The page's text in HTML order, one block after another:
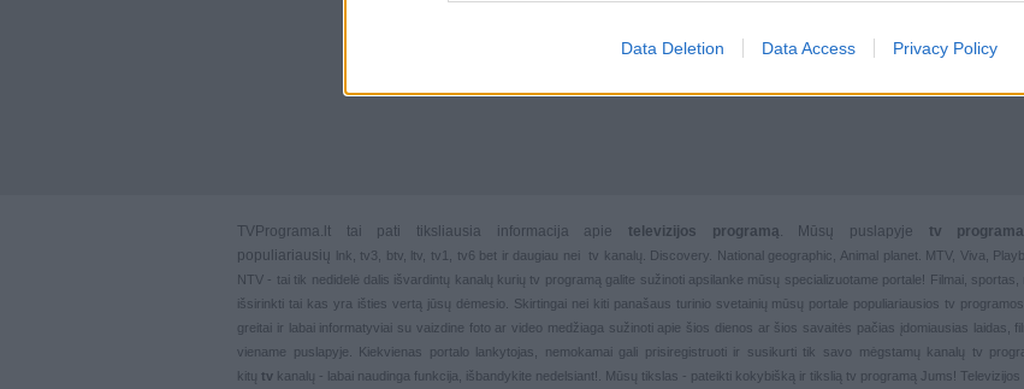
Data Deletion Data Access Privacy Policy
TVPrograma.lt tai pati tiksliausia informacija apie televizijos programą. Mūsų puslapyje tv programa
populiariausių lnk tv3 btv, ltv tv1 tv6 bet ir daugiau nei tv kanalų. Discovery. National geographic, Animal planet. MTV, Viva,
NTV - tai tik nedidelė dalis išvardintų kanalų kurių tv programą galite sužinoti apsilanke mūsų specializuotame portale! Filmai, sportas
išsirinkti tai kas yra išties vertą jūsų dėmesio. Skirtingai nei kiti panašaus turinio svetainių mūsų portale populiariausios tv
greitai ir labai informatyviai su vaizdine foto ar video medžiaga sužinoti apie šios dienos ar šios savaitės pačias įdomiausias laidas,
viename puslapyje. Kiekvienas portalo lankytojas, nemokamai gali prisiregistruoti ir susikurti tik savo mėgstamų kanalų
tv
kitų tv kanalų - labai naudinga funkcija, išbandykite nedelsiant!. Mūsų tikslas - pateikti kokybišką ir tikslią tv programą Jums!